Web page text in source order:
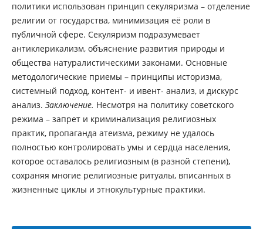
политики использован принцип секуляризма – отделение
религии от государства, минимизация её роли в
публичной сфере. Секуляризм подразумевает
антиклерикализм, объяснение развития природы и
общества натуралистическими законами. Основные
методологические приемы – принципы историзма,
системный подход, контент- и ивент- анализ, и дискурс
анализ. Заключение. Несмотря на политику советского
режима – запрет и криминализация религиозных
практик, пропаганда атеизма, режиму не удалось
полностью контролировать умы и сердца населения,
которое оставалось религиозным (в разной степени),
сохраняя многие религиозные ритуалы, вписанных в
жизненные циклы и этнокультурные практики.